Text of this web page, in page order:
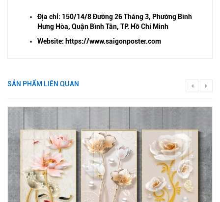
Địa chỉ: 150/14/8 Đường 26 Tháng 3, Phường Bình
Hưng Hòa, Quận Bình Tân, TP. Hồ Chí Minh
Website: https://www.saigonposter.com
SẢN PHẨM LIÊN QUAN